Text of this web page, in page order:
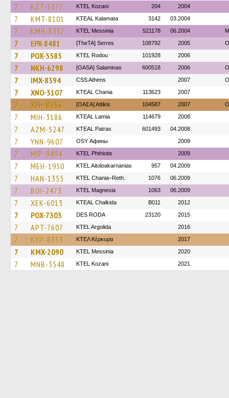
7 KZT-5377 ΚΤΕL Kozani 204 2004
7 KMT-8101 KTEAL Kalamata 3142 03.2004
7 KMH-8357 KTEL Messinia 521178 06.2004
7 EPX-8481 [TheTA] Serres 108792 2005
7 POX-5585 ΚΤΕL Rodou 101928 2006
7 NKH-6298 [OASA] Salaminas 600518 2006
7 IMX-8394 CSS Athens 2007
7 XNO-3107 KTEAL Chania 113623 2007
7 XEH-8336 [ΟΑΣΑ] Αttikis 104587 2007
7 MIH-3186 KTEAL Lamia 114679 2008
7 AZM-5247 KTEAL Patras 601493 04.2008
7 YNN-9607 OSY Афины 2009
7 MIP-9494 ΚΤΕL Phthiotis 2009
7 MEH-1950 KTEL Aitoloakarnanias 957 04.2009
7 HAN-1355 KTEL Chania–Reth. 1076 06.2009
7 BOI-2473 ΚΤΕL Magnesia 1063 06.2009
7 XEK-6013 KTEAL Chalkida B011 2012
7 POX-7303 DES RODA 23120 2015
7 APT-7607 KTEL Argolida 2016
7 KYP-8353 ΚΤΕΛ Κέρκυρα 2017
7 KMX-2090 KTEL Messinia 2020
7 MNB-3548 ΚΤΕL Kozani 2021